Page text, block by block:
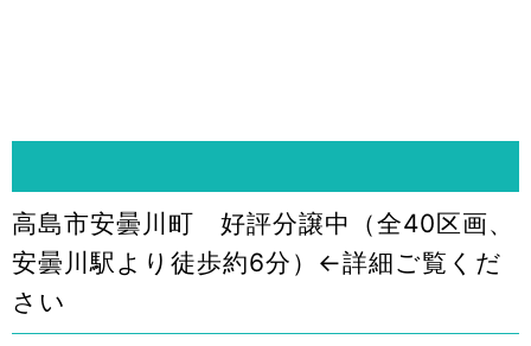
高島市安曇川町 好評分譲中（全40区画、
安曇川駅より徒歩約6分）←詳細ご覧くだ
さい